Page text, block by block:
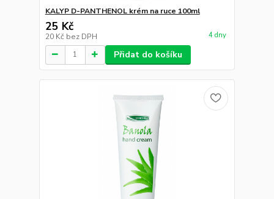
KALYP D-PANTHENOL krém na ruce 100ml
25 Kč
20 Kč bez DPH 4 dny
Přidat do košíku